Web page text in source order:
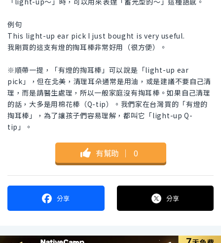
例句
This light-up ear pick I just bought is very useful.
我剛買的這支有燈的掏耳棒非常好用（很方便）。
※順帶一提，「有燈的掏耳棒」可以說是「light-up ear
pick」，但在北美，清理耳朵通常是用油，或是建議不要自己清
理，而是請醫生處理，所以一般家庭沒有掏耳棒。如果自己清理
的話，大多是用棉花棒（Q-tip）。我們家在台灣買的「有燈的
掏耳棒」，為了讓孩子們容易理解，都叫它「light-up Q-
tip」。
有幫助 ｜ 0
分享 分享